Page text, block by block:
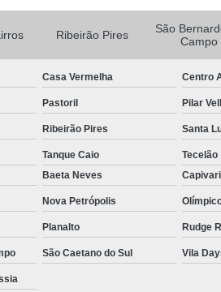
Espelho Decorativo
Espelho Grande para
Espelho para
Espelho para
Ribeirão Pires
São
Campo
Casa Vermelha Centro
Pastoril Pilar
Ribeirão Pires Santa
Tanque Caio
Tecelão
Baeta Neves Capivari
Nova Petrópolis
Planalto Rudge
São Caetano do Sul Vila